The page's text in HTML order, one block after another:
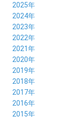
2025年
12月 (14)
11月 (17)
10月 (21)
09月 (20)
08月 (20)
07月 (18)
06月 (22)
05月 (21)
04月 (19)
03月 (19)
02月 (19)
2024年
12月 (19)
11月 (21)
10月 (23)
09月 (23)
08月 (20)
07月 (21)
06月 (22)
05月 (18)
04月 (26)
03月 (23)
2023年
12月 (19)
11月 (19)
10月 (20)
09月 (22)
08月 (24)
07月 (26)
06月 (25)
05月 (28)
2022年
12月 (36)
11月 (16)
10月 (22)
09月 (20)
08月 (18)
07月 (21)
06月 (23)
2021年
12月 (18)
11月 (19)
10月 (20)
09月 (24)
08月 (35)
07月 (17)
2020年
12月 (19)
11月 (23)
10月 (24)
09月 (29)
08月 (26)
2019年
12月 (26)
11月 (21)
10月 (26)
09月 (26)
2018年
12月 (22)
11月 (28)
10月 (23)
2017年
12月 (20)
11月 (22)
2016年
12月 (26)
2015年